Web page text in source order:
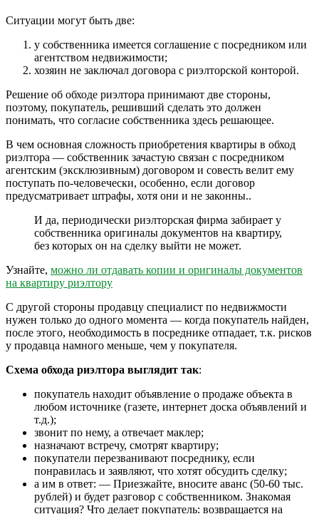
Ситуации могут быть две:
у собственника имеется соглашение с посредником или
агентством недвижимости;
хозяин не заключал договора с риэлторской конторой.
Решение об обходе риэлтора принимают две стороны,
поэтому, покупатель, решивший сделать это должен
понимать, что согласие собственника здесь решающее.
В чем основная сложность приобретения квартиры в обход
риэлтора — собственник зачастую связан с посредником
агентским (эксклюзивным) договором и совесть велит ему
поступать по-человечески, особенно, если договор
предусматривает штрафы, хотя они и не законны..
И да, периодически риэлторская фирма забирает у
собственника оригиналы документов на квартиру,
без которых он на сделку выйти не может.
Узнайте, можно ли отдавать копии и оригиналы документов
на квартиру риэлтору
С другой стороны продавцу специалист по недвижмости
нужен только до одного момента — когда покупатель найден,
после этого, необходимость в посреднике отпадает, т.к. рисков
у продавца намного меньше, чем у покупателя.
Схема обхода риэлтора выглядит так:
покупатель находит объявление о продаже объекта в
любом источнике (газете, интернет доска объявлений и
т.д.);
звонит по нему, а отвечает маклер;
назначают встречу, смотрят квартиру;
покупатели перезванивают посреднику, если
понравилась и заявляют, что хотят обсудить сделку;
а им в ответ: — Приезжайте, вносите аванс (50-60 тыс.
рублей) и будет разговор с собственником. Знакомая
ситуация? Что делает покупатель: возвращается на